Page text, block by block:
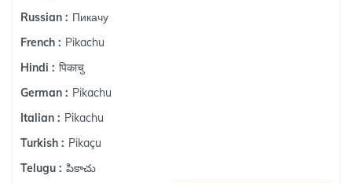
Russian : Пикачу
French : Pikachu
Hindi : पिकाचु
German : Pikachu
Italian : Pikachu
Turkish : Pikaçu
Telugu : పికాచు